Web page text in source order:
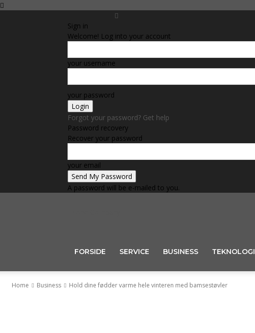
Sign in
Welcome! Log into your account
your username
your password
Forgot your password? Get help
Password recovery
Recover your password
your email
A password will be e-mailed to you.
FORSIDE SERVICE BUSINESS TEKNOLOGI
Home Business Hold dine fødder varme hele vinteren med bamsestøvler